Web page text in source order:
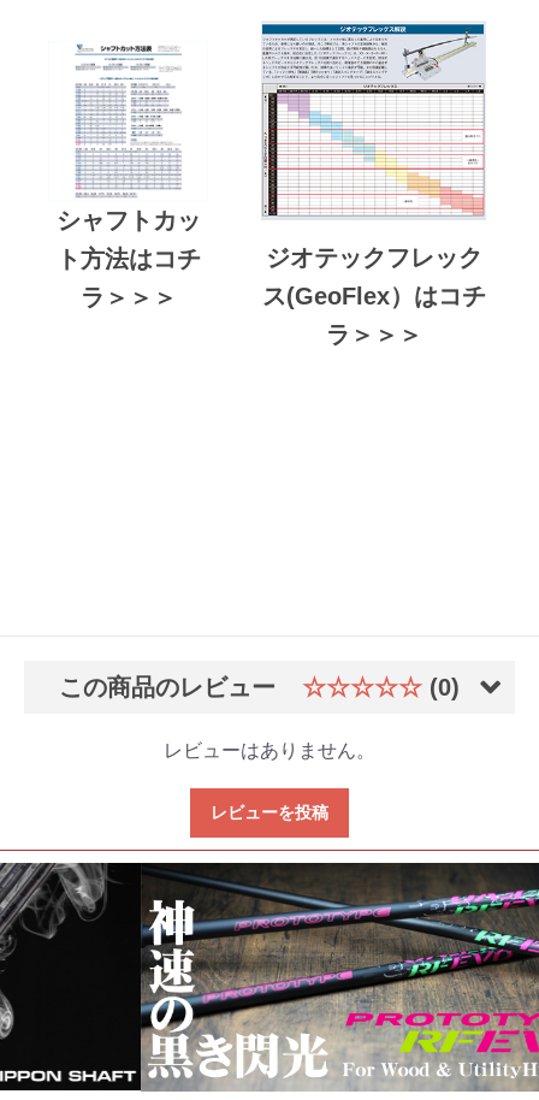
シャフトカッ
ト方法はコチ
ラ＞＞＞
ジオテックフレック
ス(GeoFlex）はコチ
ラ＞＞＞
この商品のレビュー ☆☆☆☆☆ (0)
レビューはありません。
レビューを投稿